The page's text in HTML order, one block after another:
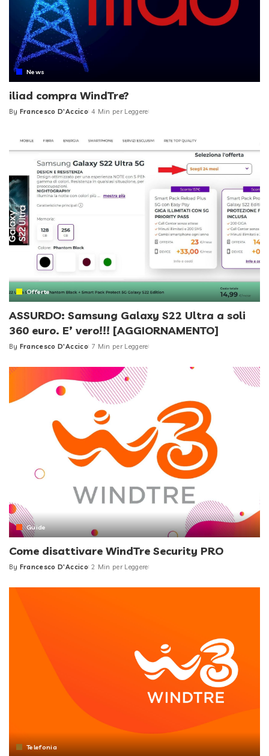
News
iliad compra WindTre?
Posted
By Francesco D'Accico 4 Min per Leggere
Offerte
ASSURDO: Samsung Galaxy S22 Ultra a soli
360 euro. E’ vero!!! [AGGIORNAMENTO]
Posted
By Francesco D'Accico 7 Min per Leggere
Guide
Come disattivare WindTre Security PRO
Posted
By Francesco D'Accico 2 Min per Leggere
Telefonia